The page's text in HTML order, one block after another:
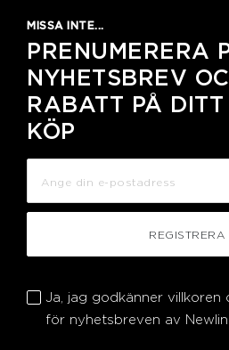
MISSA INTE...
PRENUMERERA
NYHETSBREV
RABATT PÅ DITT
KÖP
REGISTRERA
Ja, jag godkänner villkoren
för nyhetsbreven av